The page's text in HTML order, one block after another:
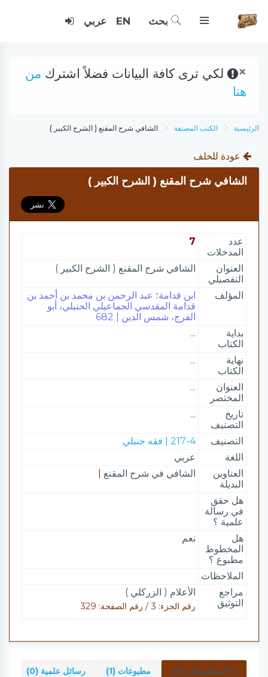
بحث EN عربي
× لكي ترى كافة البيانات فضلاً اشترك من
هنا
الرئيسية الكتب المصنفة الشافي شرح المقنع ( الشرح الكبير )
عودة للخلف
الشافي شرح المقنع ( الشرح الكبير )
عدد
المدخلات
7
العنوان
التفصيلي
الشافي شرح المقنع ( الشرح الكبير )
المؤلف
ابن قدامة؛ عبد الرحمن بن محمد بن أحمد بن
قدامة المقدسي الجماعيلي الحنبلي، أبو
الفرج، شمس الدين | 682
بداية
الكتاب
...
نهاية
الكتاب
...
العنوان
المختصر
...
تاريخ
التصنيف
...
التصنيف
217-4 | فقه حنبلي
اللغة
عربي
العناوين
البديلة
الشافي في شرح المقنع
هل حقق
في رسالة
علمية ؟
هل
المخطوط
مطبوع ؟
نعم
الملاحظات
مراجع
التوثيق
الأعلام ( الزركلي )
رقم الجزء: 3 / رقم الصفحة: 329
المخطوطات (4) مطبوعات (1) رسائل علمية (0)